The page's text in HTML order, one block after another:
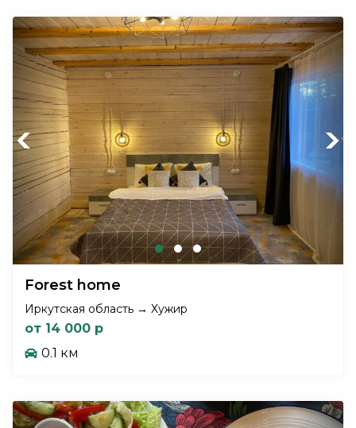
Previous Next
Forest home
Иркутская область → Хужир
от 14 000 р
0.1 км